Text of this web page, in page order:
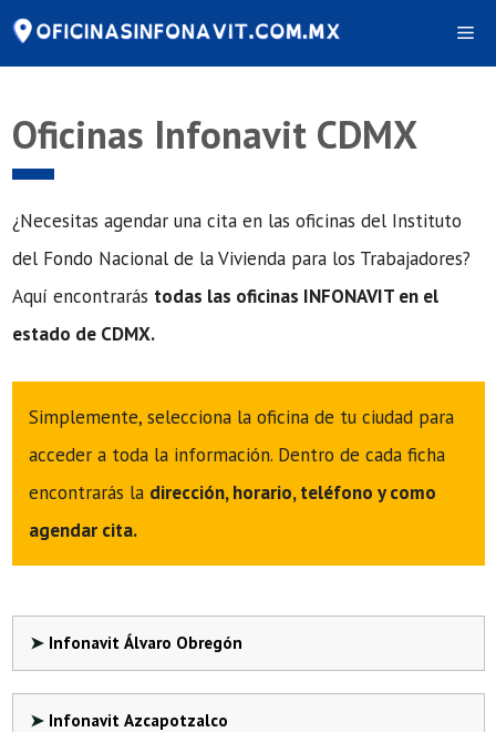
Saltar
Oficinas Infonavit CDMX
¿Necesitas agendar una cita en las oficinas del Instituto
del Fondo Nacional de la Vivienda para los Trabajadores?
Aquí encontrarás todas las oficinas INFONAVIT en el
estado de CDMX.
Simplemente, selecciona la oficina de tu ciudad para
acceder a toda la información. Dentro de cada ficha
encontrarás la dirección, horario, teléfono y como
agendar cita.
Infonavit Álvaro Obregón
Infonavit Azcapotzalco